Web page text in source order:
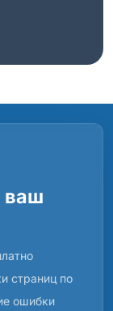
ваш
страниц по
ошибки